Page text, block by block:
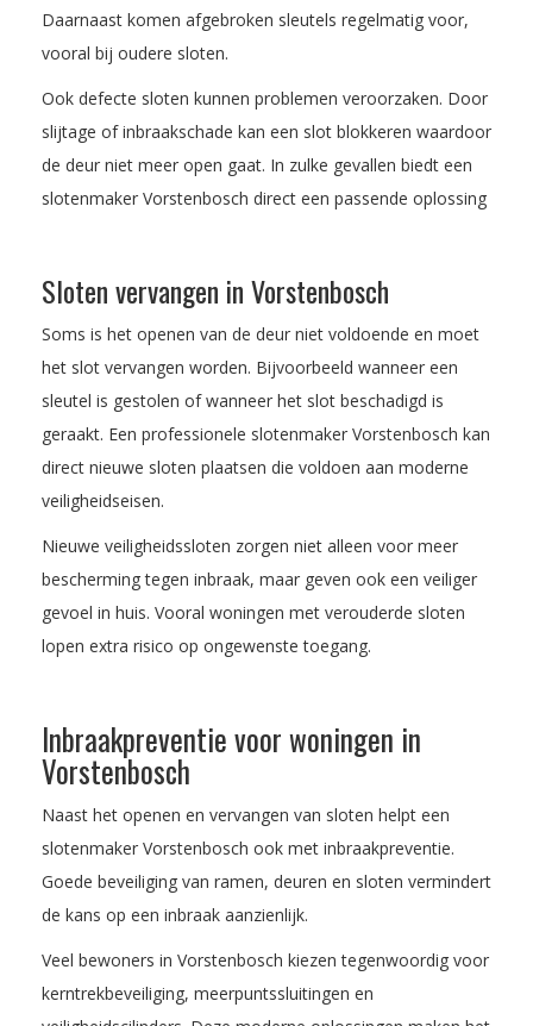
Daarnaast komen afgebroken sleutels regelmatig voor,
vooral bij oudere sloten.
Ook defecte sloten kunnen problemen veroorzaken. Door
slijtage of inbraakschade kan een slot blokkeren waardoor
de deur niet meer open gaat. In zulke gevallen biedt een
slotenmaker Vorstenbosch direct een passende oplossing
Sloten vervangen in Vorstenbosch
Soms is het openen van de deur niet voldoende en moet
het slot vervangen worden. Bijvoorbeeld wanneer een
sleutel is gestolen of wanneer het slot beschadigd is
geraakt. Een professionele slotenmaker Vorstenbosch kan
direct nieuwe sloten plaatsen die voldoen aan moderne
veiligheidseisen.
Nieuwe veiligheidssloten zorgen niet alleen voor meer
bescherming tegen inbraak, maar geven ook een veiliger
gevoel in huis. Vooral woningen met verouderde sloten
lopen extra risico op ongewenste toegang.
Inbraakpreventie voor woningen in
Vorstenbosch
Naast het openen en vervangen van sloten helpt een
slotenmaker Vorstenbosch ook met inbraakpreventie.
Goede beveiliging van ramen, deuren en sloten vermindert
de kans op een inbraak aanzienlijk.
Veel bewoners in Vorstenbosch kiezen tegenwoordig voor
kerntrekbeveiliging, meerpuntssluitingen en